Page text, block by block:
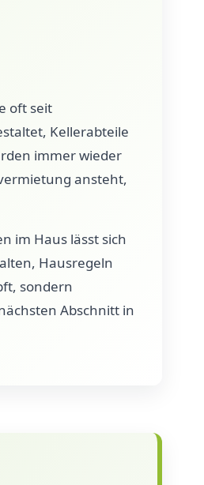
oft seit
Kellerabteile
immer wieder
ansteht,
im Haus lässt sich
Hausregeln
sondern
Abschnitt in